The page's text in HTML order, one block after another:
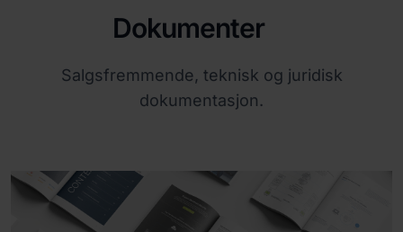
Dokumenter
Salgsfremmende, teknisk og juridisk
dokumentasjon.